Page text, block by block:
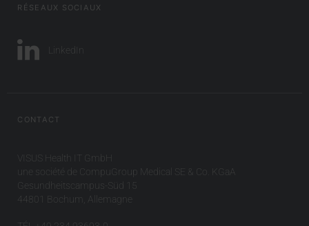
RÉSEAUX SOCIAUX
LinkedIn
CONTACT
VISUS Health IT GmbH
une société de CompuGroup Medical SE & Co. KGaA
Gesundheitscampus-Süd 15
44801 Bochum, Allemagne